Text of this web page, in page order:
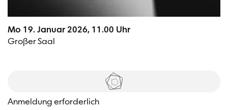
Mo 19. Januar 2026, 11.00 Uhr
Großer Saal
Tickets
Anmeldung erforderlich